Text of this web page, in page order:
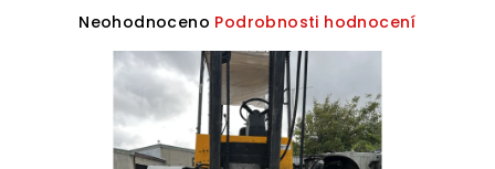
Průměrné
produktu
Neohodnoceno Podrobnosti hodnocení